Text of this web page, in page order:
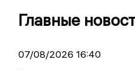
Главные
07/08/2026 16:40